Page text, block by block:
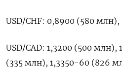
USD/CHF: 0,8900 (580
USD/CAD: 1,3200 (500 млн),
(335 млн), 1,3350-60 (826